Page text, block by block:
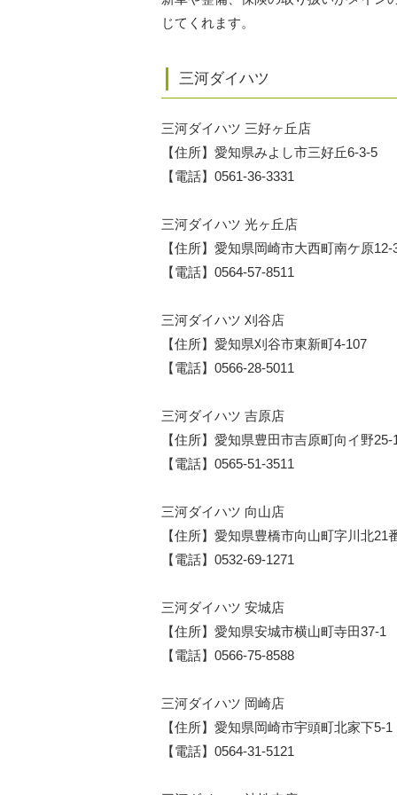
じてくれます。
三河ダイハツ
三河ダイハツ 三好ヶ丘店
【住所】愛知県みよし市三好丘6-3-5
【電話】0561-36-3331
三河ダイハツ 光ヶ丘店
【住所】愛知県岡崎市大西町南ケ原12-
【電話】0564-57-8511
三河ダイハツ 刈谷店
【住所】愛知県刈谷市東新町4-107
【電話】0566-28-5011
三河ダイハツ 吉原店
【住所】愛知県豊田市吉原町向イ野25-
【電話】0565-51-3511
三河ダイハツ 向山店
【住所】愛知県豊橋市向山町字川北21
【電話】0532-69-1271
三河ダイハツ 安城店
【住所】愛知県安城市横山町寺田37-1
【電話】0566-75-8588
三河ダイハツ 岡崎店
【住所】愛知県岡崎市宇頭町北家下5-1
【電話】0564-31-5121